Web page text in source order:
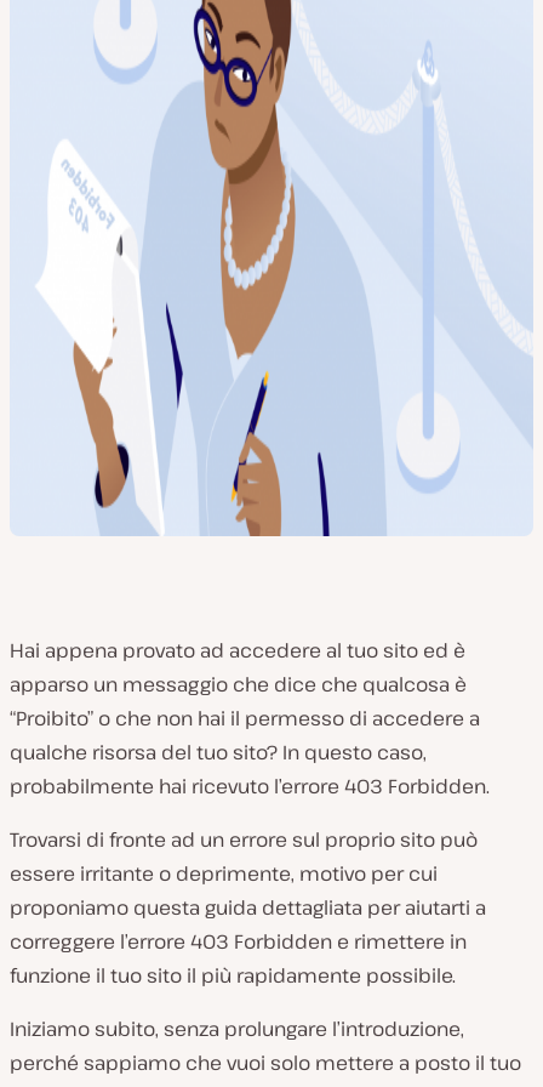
Hai appena provato ad accedere al tuo sito ed è
apparso un messaggio che dice che qualcosa è
“Proibito” o che non hai il permesso di accedere a
qualche risorsa del tuo sito? In questo caso,
probabilmente hai ricevuto l’errore 403 Forbidden.
Trovarsi di fronte ad un errore sul proprio sito può
essere irritante o deprimente, motivo per cui
proponiamo questa guida dettagliata per aiutarti a
correggere l’errore 403 Forbidden e rimettere in
funzione il tuo sito il più rapidamente possibile.
Iniziamo subito, senza prolungare l’introduzione,
perché sappiamo che vuoi solo mettere a posto il tuo